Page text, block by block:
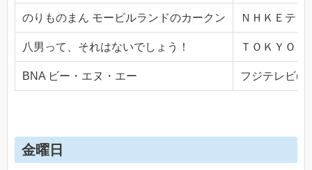
のりものまん モービルランドのカークン ＮＨＫＥテレ
八男って、それはないでしょう！ ＴＯＫＹＯ
BNA ビー・エヌ・エー フジテレビ
金曜日